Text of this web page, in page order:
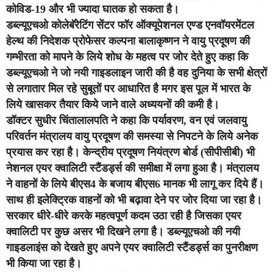
कोविड-19 और भी ज्यादा घातक हो सकता है।
डब्‍ल्‍यूएचओ कोलेबॅरेटिंग सेंटर फॉर ऑक्‍यूपेशनल एण्‍ड एनवॉयरमेंटल
हेल्‍थ की निदेशक प्रोफेसर कल्पना बालाकृष्णन ने वायु प्रदूषण की
गम्‍भीरता को मापने के लिये शोध के महत्‍व पर जोर देते हुए कहा कि
डब्‍ल्‍यूएचओ ने जो नयी गाइडलाइन जारी की है वह दुनिया के सभी क्षेत्रों
से लगातार मिल रहे सुबूतों पर आधारित है मगर इस पूल में भारत के
लिये खासकर तैयार किये जाने वाले अध्‍ययनों की कमी है।
डॉक्टर सुधीर चिंतालालपति ने कहा कि पर्यावरण, वन एवं जलवायु
परिवर्तन मंत्रालय वायु प्रदूषण की समस्‍या से निपटने के लिये अनेक
प्रयास कर रहा है। केन्‍द्रीय प्रदूषण नियंत्रण बोर्ड (सीपीसीबी) भी
नेशनल एयर क्वालिटी स्टैंडर्ड्स की समीक्षा में लगा हुआ है। मंत्रालय
ने वाहनों के लिये बीएस4 के बजाय बीएस6 मानक भी लागू कर दिये हैं।
साथ ही इलेक्ट्रिक वाहनों को भी बढ़ावा देने पर जोर दिया जा रहा है।
सरकार धीरे-धीरे करके महत्वपूर्ण कदम उठा रही है जिसका एयर
क्वालिटी पर कुछ असर भी दिखने लगा है। डब्ल्यूएचओ की नयी
गाइडलाइंस को देखते हुए अपने एयर क्वालिटी स्टैंडर्ड्स का पुनरीक्षण
भी किया जा रहा है।